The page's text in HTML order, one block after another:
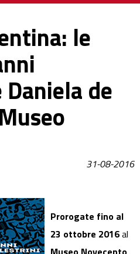
le
de
31-08-2016
Prorogate fino al
23 ottobre 2016al